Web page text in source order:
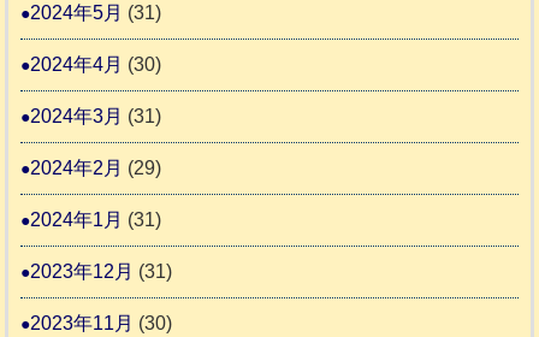
2024年5月 (31)
2024年4月 (30)
2024年3月 (31)
2024年2月 (29)
2024年1月 (31)
2023年12月 (31)
2023年11月 (30)